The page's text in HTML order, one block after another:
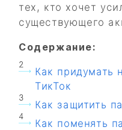
тех, кто хочет
существующего
Содержание:
Как придумать
ТикТок
Как защитить
Как поменять